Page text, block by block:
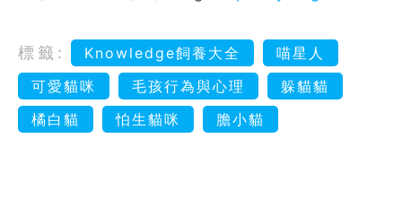
標籤: Knowledge飼養大全
喵星人
可愛貓咪
毛孩行為與心理
躲貓貓
橘白貓
怕生貓咪 膽小貓